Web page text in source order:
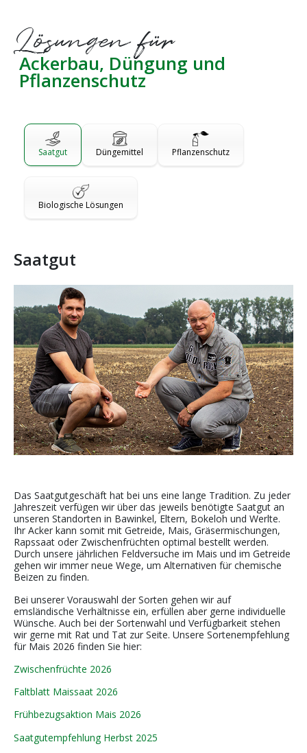
Lösungen für
Ackerbau, Düngung und
Pflanzenschutz
Saatgut Düngemittel Pflanzenschutz
Biologische Lösungen
Saatgut
Das Saatgutgeschäft hat bei uns eine lange Tradition. Zu jeder
Jahreszeit verfügen wir über das jeweils benötigte Saatgut an
unseren Standorten in Bawinkel, Eltern, Bokeloh und Werlte.
Ihr Acker kann somit mit Getreide, Mais, Gräsermischungen,
Rapssaat oder Zwischenfrüchten optimal bestellt werden.
Durch unsere jährlichen Feldversuche im Mais und im Getreide
gehen wir immer neue Wege, um Alternativen für chemische
Beizen zu finden.
Bei unserer Vorauswahl der Sorten gehen wir auf
emsländische Verhältnisse ein, erfüllen aber gerne individuelle
Wünsche. Auch bei der Sortenwahl und Verfügbarkeit stehen
wir gerne mit Rat und Tat zur Seite. Unsere Sortenempfehlung
für Mais 2026 finden Sie hier:
Zwischenfrüchte 2026
Faltblatt Maissaat 2026
Frühbezugsaktion Mais 2026
Saatgutempfehlung Herbst 2025